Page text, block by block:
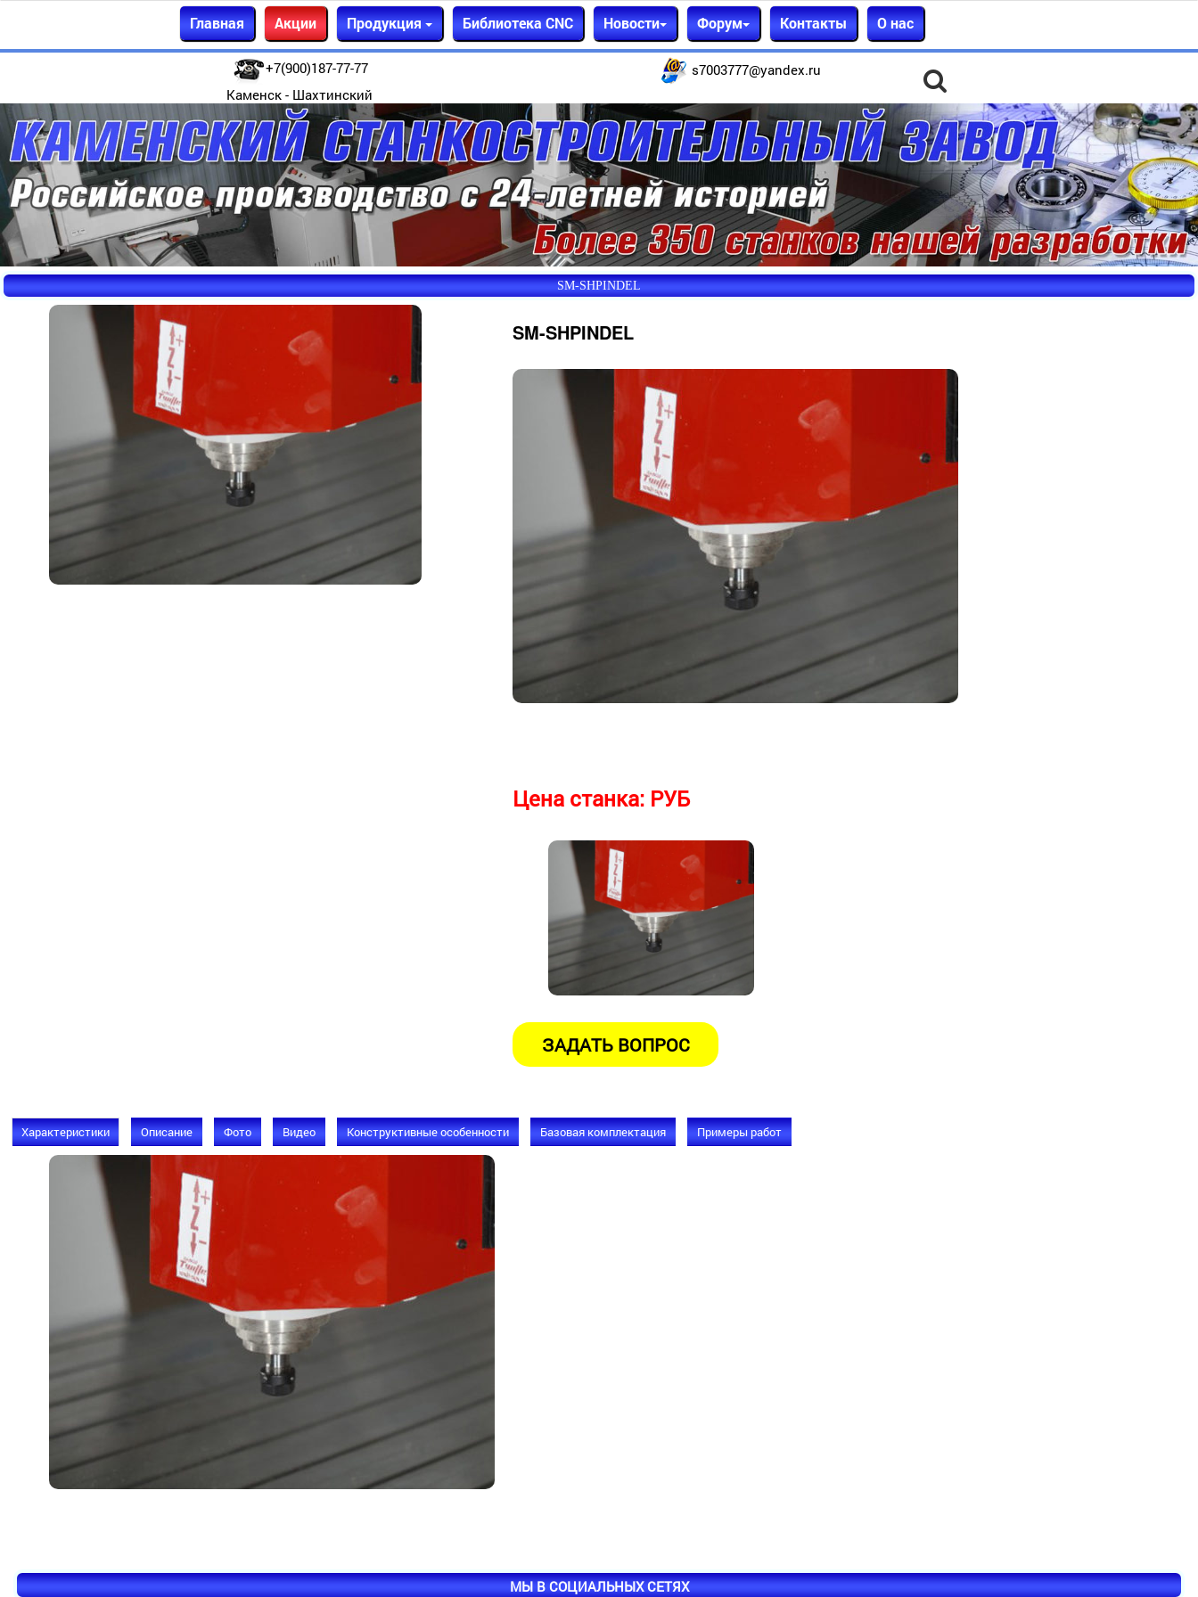
Главная Акции Продукция Библиотека CNC Новости Форум Контакты О нас
+7(900)187-77-77
Каменск - Шахтинский
s7003777@yandex.ru
SM-SHPINDEL
SM-SHPINDEL
Цена станка: РУБ
Характеристики Описание Фото Видео Конструктивные особенности Базовая комплектация Примеры работ
МЫ В СОЦИАЛЬНЫХ СЕТЯХ